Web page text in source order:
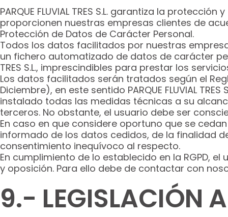
PARQUE FLUVIAL TRES S.L. garantiza la
proporcionen nuestras empresas clientes de
Protección de Datos de Carácter Personal.
Todos los datos facilitados por nuestras empresas
un fichero automatizado de datos de carácter
TRES S.L., imprescindibles para prestar los
Los datos facilitados serán tratados según el
Diciembre), en este sentido PARQUE FLUVIAL
instalado todas las medidas técnicas a su
terceros. No obstante, el usuario debe ser
En caso en que considere oportuno que se
informado de los datos cedidos, de la finalidad
consentimiento inequívoco al respecto.
En cumplimiento de lo establecido en la RGPD,
y oposición. Para ello debe de contactar con
9.- LEGISLACIÓN